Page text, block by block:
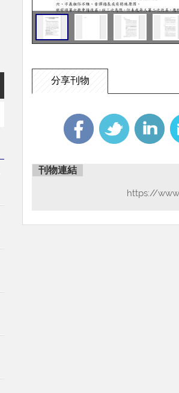
分享刊物
刊物連結
https://